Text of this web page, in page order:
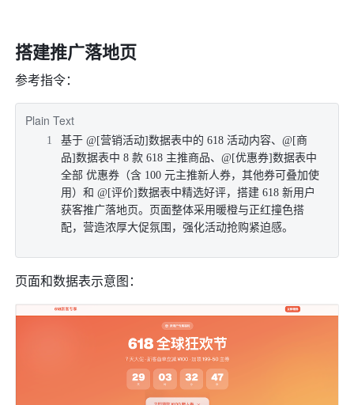
搭建推广落地页
参考指令：
Plain Text
基于 @[营销活动]数据表中的 618 活动内容、@[商
品]数据表中 8 款 618 主推商品、@[优惠券]数据表中
全部 优惠券（含 100 元主推新人券，其他券可叠加使
用）和 @[评价]数据表中精选好评，搭建 618 新用户
获客推广落地页。页面整体采用暖橙与正红撞色搭
配，营造浓厚大促氛围，强化活动抢购紧迫感。
页面和数据表示意图：